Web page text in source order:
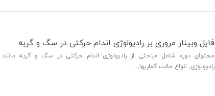
فایل وبینار مروری بر رادیولوژی اندام حرکتی در سگ و گربه
محتوای دوره شامل مباحثی از رادیولوژی اندام حرکتی در سگ و گربه مانند
رادیولوژی, انواع حالت گماریها,…